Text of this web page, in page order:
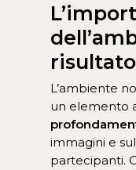
L’ambiente
un elemento
immagini e
partecipanti.